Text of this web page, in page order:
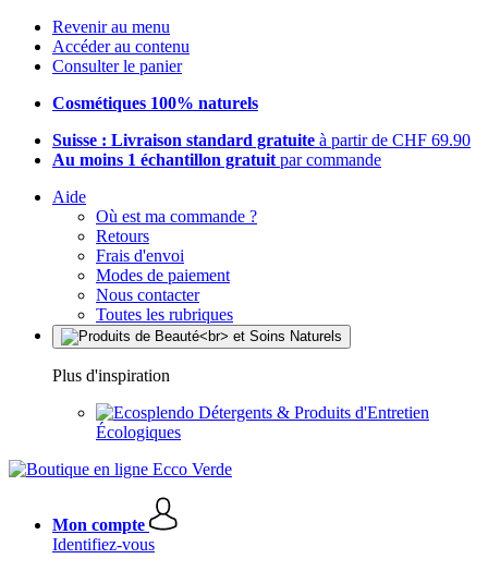
Revenir au menu
Accéder au contenu
Consulter le panier
Cosmétiques 100% naturels
Suisse : Livraison standard gratuite à partir de CHF 69.90
Au moins 1 échantillon gratuit par commande
Aide
Où est ma commande ?
Retours
Frais d'envoi
Modes de paiement
Nous contacter
Toutes les rubriques
Plus d'inspiration
Détergents & Produits d'Entretien
Écologiques
Mon compte
Identifiez-vous